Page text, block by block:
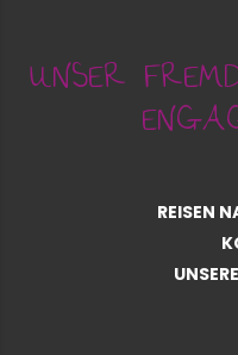
UNSER
REISEN